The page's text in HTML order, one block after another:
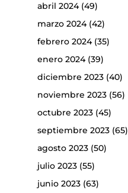
abril 2024(49)
marzo 2024(42)
febrero 2024(35)
enero 2024(39)
diciembre 2023(40)
noviembre 2023(56)
octubre 2023(45)
septiembre 2023(65)
agosto 2023(50)
julio 2023(55)
junio 2023(63)